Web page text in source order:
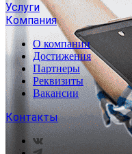
Услуги
Компания
О компании
Достижения
Партнеры
Реквизиты
Вакансии
Контакты